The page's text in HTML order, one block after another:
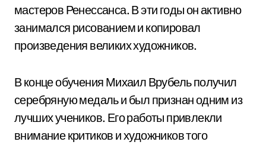
мастеров Ренессанса. В эти годы он активно
занимался рисованием и копировал
произведения великих художников.
В конце обучения Михаил Врубель получил
серебряную медаль и был признан одним из
лучших учеников. Его работы привлекли
внимание критиков и художников того